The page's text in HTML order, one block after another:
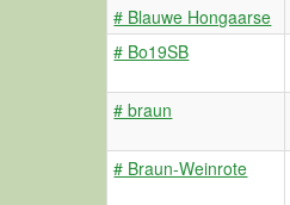
# Blauwe Hongaarse
# Bo19SB
# braun
# Braun-Weinrote